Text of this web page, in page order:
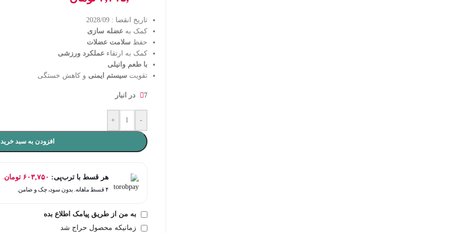
تاریخ انقضا : 2028/09
کمک بهعضله سازی
حفظ سلامت عضلات
کمک به ارتقاء عملکرد ورزشی
با طعم وانیلی
تقویت سیستم ایمنی و کاهش خستگی
7 در انبار
-
+
افزودن به سبد خرید
هر قسط با ترب‌پی: ۶۰۳,۷۵۰ تومان
۴ قسط ماهانه. بدون سود، چک و ضامن.
به من از طریق پیامک اطلاع بده
زمانیکه محصول حراج شد